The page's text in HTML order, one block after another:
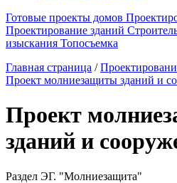
Готовые проекты домов
Проектирование зданий
изыскания Топосъемка
Главная страница /
Проект молниезащиты зданий и
Проект
зданий и
Раздел ЭГ. "Молниезащита"